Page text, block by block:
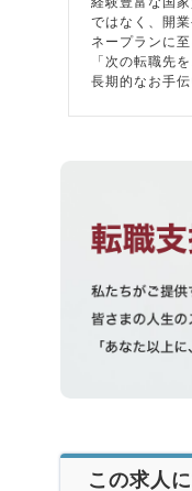
ではなく、開
ネープランに
「次の転職先
長期的なお手伝
この求人